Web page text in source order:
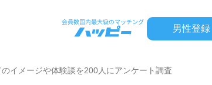
男性登録
イメージや体験談を200人にアンケート調査